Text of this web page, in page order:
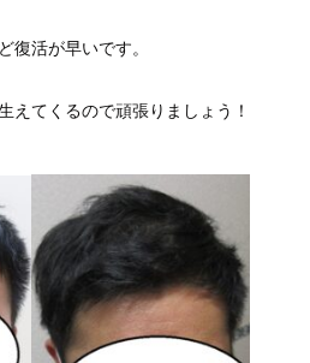
復活が早いです。
えてくるので頑張りましょう！